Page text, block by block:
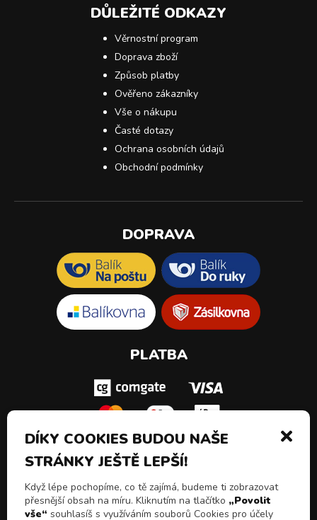
DŮLEŽITÉ ODKAZY
Věrnostní program
Doprava zboží
Způsob platby
Ověřeno zákazníky
Vše o nákupu
Časté dotazy
Ochrana osobních údajů
Obchodní podmínky
DOPRAVA
PLATBA
SLEDUJ NÁS!
DÍKY COOKIES BUDOU NAŠE
STRÁNKY JEŠTĚ LEPŠÍ!
Když lépe pochopíme, co tě zajímá, budeme ti zobrazovat
přesnější obsah na míru. Kliknutím na tlačítko „Povolit
vše“ souhlasíš s využíváním souborů Cookies pro účely